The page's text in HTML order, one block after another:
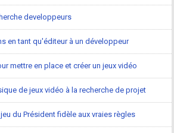
developpeurs
en tant qu'éditeur à un développeur
mettre en place et créer un jeux vidéo
de jeux vidéo à la recherche de projet
du Président fidèle aux vraies règles